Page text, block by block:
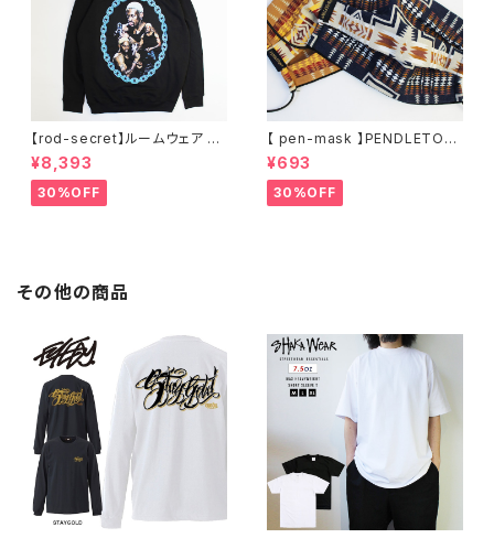
【rod-secret】ルームウェア フ
ーディー アーティスト バンド ア
ウトドア RODMAN BRAND ロ
ッドマンブランド Dennis Rod
man RODAMAN SECRET H
¥8,393
30%OFF
【 pen-mask 】PENDLETON
ペンドルトン ファッションマス
ク アウトドア フリーサイズ アウ
トドア 通勤 通学 通気性 マスク
乾燥しない 蒸れない
¥693
30%OFF
その他の商品